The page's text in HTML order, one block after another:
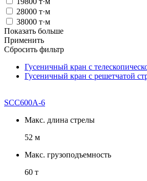
28000 т·м
38000 т·м
Показать больше
Применить
Сбросить фильтр
Гусеничный кран с
Гусеничный кран с решетчатой
SCC600A-6
Макс. длина стрелы
52 м
Макс. грузоподъемность
60 т